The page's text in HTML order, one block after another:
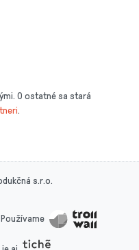
O ostatné sa stará
.
s.r.o.
Používame